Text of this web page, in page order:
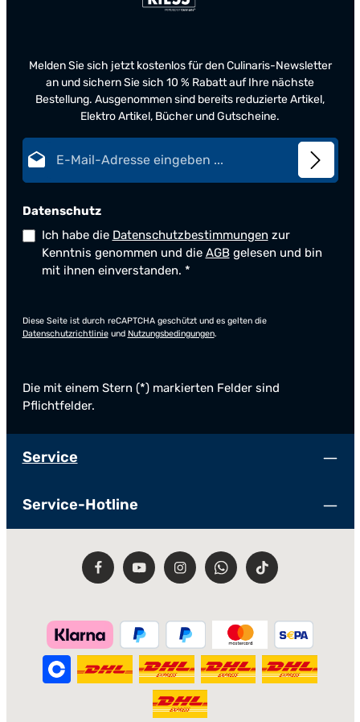
Melden Sie sich jetzt kostenlos für den Culinaris-Newsletter
an und sichern Sie sich 10 % Rabatt auf Ihre nächste
Bestellung. Ausgenommen sind bereits reduzierte Artikel,
Elektro Artikel, Bücher und Gutscheine.
Datenschutz
Ich habe die Datenschutzbestimmungen zur
Kenntnis genommen und die AGBgelesen und bin
mit ihnen einverstanden. *
Diese Seite ist durch reCAPTCHA geschützt und es gelten die
Datenschutzrichtlinieund Nutzungsbedingungen.
Die mit einem Stern (*) markierten Felder sind
Pflichtfelder.
Service
Service-Hotline